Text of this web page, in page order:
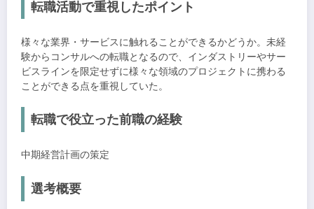
転職活動で重視したポイント
様々な業界・サービスに触れることができるかどうか。未経
験からコンサルへの転職となるので、インダストリーやサー
ビスラインを限定せずに様々な領域のプロジェクトに携わる
ことができる点を重視していた。
転職で役立った前職の経験
中期経営計画の策定
選考概要